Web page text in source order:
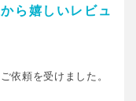
ら嬉しいレビュ
依頼を受けました。